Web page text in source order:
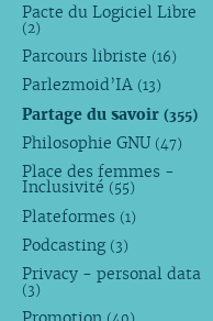
Pacte du Logiciel Libre
(2)
Parcours libriste (16)
Parlezmoid’IA (13)
Partage du savoir (355)
Philosophie GNU (47)
Place des femmes -
Inclusivité (55)
Plateformes (1)
Podcasting (3)
Privacy - personal data
(3)